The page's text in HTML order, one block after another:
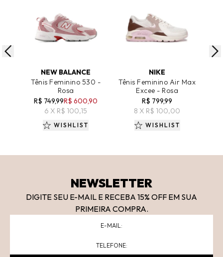
NEW BALANCE
Tênis Feminino 530 -
Rosa
R$ 749,99R$ 600,90
6 X R$ 100,15
WISHLIST
NIKE
Tênis Feminino Air Max
Excee - Rosa
R$ 799,99
8 X R$ 100,00
WISHLIST
NEWSLETTER
DIGITE SEU E-MAIL E RECEBA 15% OFF EM SUA
PRIMEIRA COMPRA.